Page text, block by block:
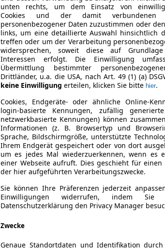
unten rechts, um dem Einsatz von
Cookies und der damit verbundenen
personenbezogener Daten zuzustimmen oder
links, um eine detaillierte Auswahl hinsichtlich
treffen oder um der Verarbeitung
widersprechen, soweit diese auf
Interessen erfolgt. Die Einwilligung
Übermittlung bestimmter
Drittländer, u.a. die USA, nach Art. 49 (1) (a)
keine Einwilligung erteilen, klicken Sie bitte hier.
Cookies, Endgeräte- oder ähnliche Online-
login-basierte Kennungen, zufällig
netzwerkbasierte Kennungen) können
Informationen (z. B. Browsertyp und
Sprache, Bildschirmgröße, unterstützte
Ihrem Endgerät gespeichert oder von dort
um es jedes Mal wiederzuerkennen, wenn es
einer Webseite aufruft. Dies geschieht für einen
der hier aufgeführten Verarbeitungszwecke.
Sie können Ihre Präferenzen jederzeit
Einwilligungen widerrufen, indem
Datenschutzerklärung den Privacy Manager
Zwecke
Genaue Standortdaten und Identifikation durch